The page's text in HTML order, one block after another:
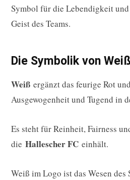
Symbol für die Lebendigkeit
Geist des Teams.
Die Symbolik von
Weiß ergänzt das feurige Rot
Ausgewogenheit und Tugend in
Es steht für Reinheit, Fairness
die Hallescher FC einhält.
Weiß im Logo ist das Wesen